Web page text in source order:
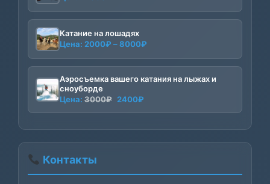
Катание на лошадях
Цена: 2000₽ –8000₽
2000₽
–
Аэросъемка вашего катания на лыжах и
сноуборде
Цена: 3000₽ Первоначальная
цена
2400₽
цена:
Контакты